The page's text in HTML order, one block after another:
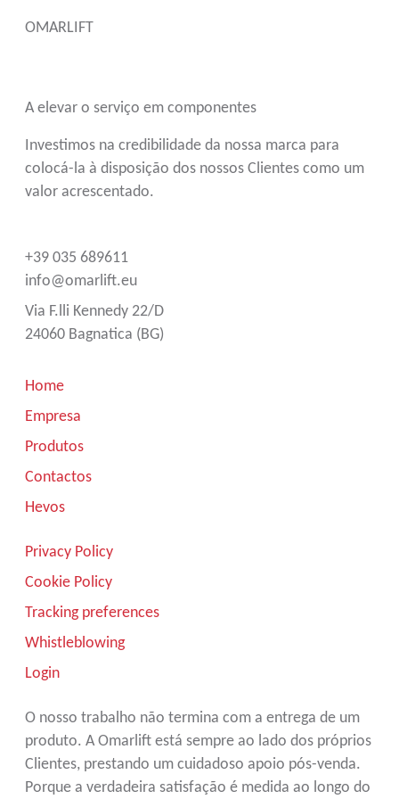
OMARLIFT
A elevar o serviço em componentes
Investimos na credibilidade da nossa marca para
colocá-la à disposição dos nossos Clientes como um
valor acrescentado.
+39 035 689611
info@omarlift.eu
Via F.lli Kennedy 22/D
24060 Bagnatica (BG)
Home
Empresa
Produtos
Contactos
Hevos
Privacy Policy
Cookie Policy
Tracking preferences
Whistleblowing
Login
O nosso trabalho não termina com a entrega de um
produto. A Omarlift está sempre ao lado dos próprios
Clientes, prestando um cuidadoso apoio pós-venda.
Porque a verdadeira satisfação é medida ao longo do